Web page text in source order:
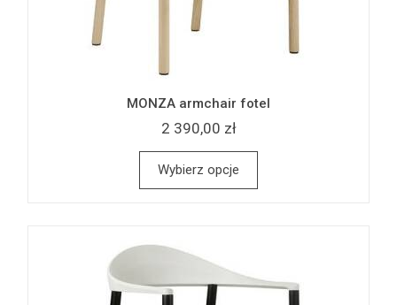
MONZA armchair fotel
2 390,00 zł
Wybierz opcje